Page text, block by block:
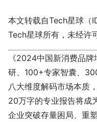
本文转载自Tech星球（
Tech星球所有，未经许
《2024中国新消费品
研、100+专家智囊、
八大维度解码市场本质
20万字的专业报告将成
企业突破存量困局、重